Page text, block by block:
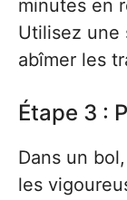
minutes en
Utilisez une
abîmer les
Étape 3 :
Dans un
les